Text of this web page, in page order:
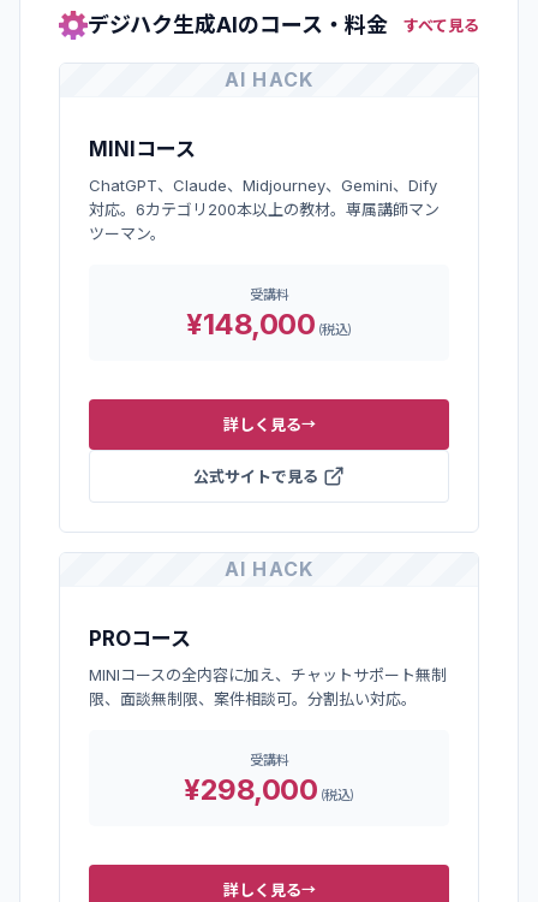
デジハク生成AIのコース・料金 すべて見る
AI HACK
MINIコース
ChatGPT、Claude、Midjourney、Gemini、Dify
対応。6カテゴリ200本以上の教材。専属講師マン
ツーマン。
受講料
¥148,000 (税込)
詳しく見る→
公式サイトで見る
AI HACK
PROコース
MINIコースの全内容に加え、チャットサポート無制
限、面談無制限、案件相談可。分割払い対応。
受講料
¥298,000 (税込)
詳しく見る→